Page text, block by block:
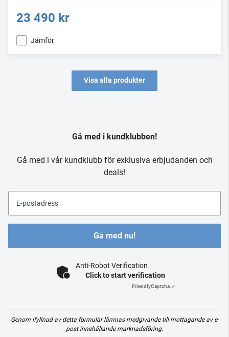
23 490 kr
Jämför
Visa alla produkter
Gå med i kundklubben!
Gå med i vår kundklubb för exklusiva erbjudanden och
deals!
E-postadress
Gå med nu!
Anti-Robot Verification
Click to start verification
FriendlyCaptcha ⇗
Genom ifyllnad av detta formulär lämnas medgivande till mottagande av e-
post innehållande marknadsföring.